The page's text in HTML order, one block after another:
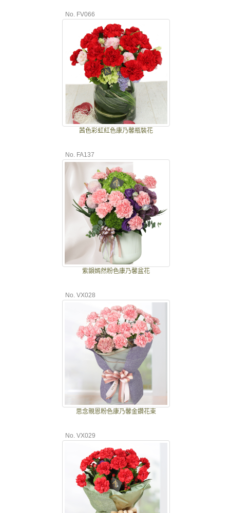
No. FV066
茜色彩虹紅色康乃馨瓶裝花
No. FA137
紫韻嫣然粉色康乃馨盆花
No. VX028
思念親恩粉色康乃馨金鑽花束
No. VX029